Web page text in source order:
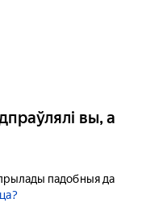
вы, а
падобныя да